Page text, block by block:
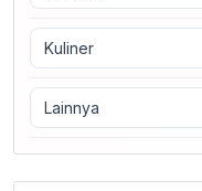
Kuliner
Lainnya